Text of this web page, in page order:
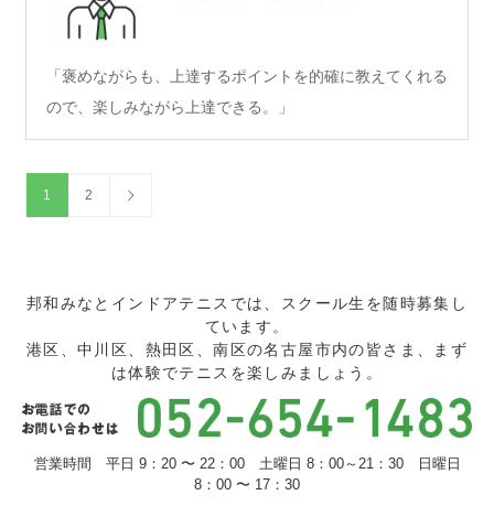
「褒めながらも、上達するポイントを的確に教えてくれる
ので、楽しみながら上達できる。」
1 2
邦和みなとインドアテニスでは、スクール生を随時募集し
ています。
港区、中川区、熱田区、南区の名古屋市内の皆さま、まず
は体験でテニスを楽しみましょう。
営業時間 平日 9：20 〜 22：00 土曜日 8：00～21：30 日曜日
8：00 〜 17：30